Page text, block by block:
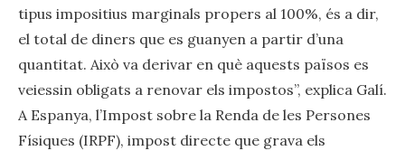
tipus impositius marginals propers al 100%, és a dir,
el total de diners que es guanyen a partir d’una
quantitat. Això va derivar en què aquests països es
veiessin obligats a renovar els impostos”, explica Galí.
A Espanya, l’Impost sobre la Renda de les Persones
Físiques (IRPF), impost directe que grava els